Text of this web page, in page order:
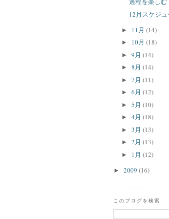
12月スケジ
► 11月 (14)
► 10月 (18)
► 9月 (14)
► 8月 (14)
► 7月 (11)
► 6月 (12)
► 5月 (10)
► 4月 (18)
► 3月 (13)
► 2月 (13)
► 1月 (12)
► 2009 (16)
このブログを検索